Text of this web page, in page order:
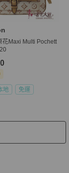
花Maxi Multi Pochett
地 免運